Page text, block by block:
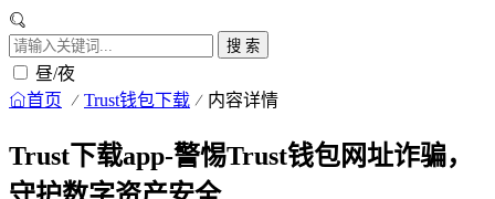
搜 索
昼/夜
首页 Trust钱包下载 内容详情
Trust下载app-警惕Trust钱包网址诈骗，